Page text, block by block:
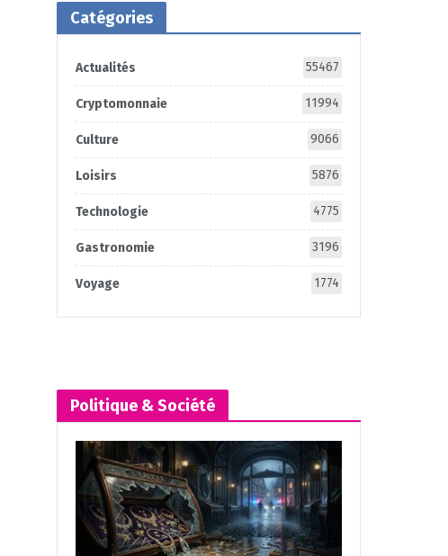
Catégories
Actualités 55467
Cryptomonnaie 11994
Culture 9066
Loisirs 5876
Technologie 4775
Gastronomie 3196
Voyage 1774
Politique & Société